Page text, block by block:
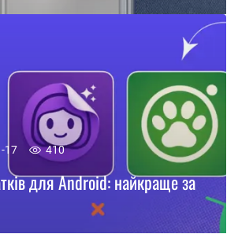
17 410
для Android: найкраще за